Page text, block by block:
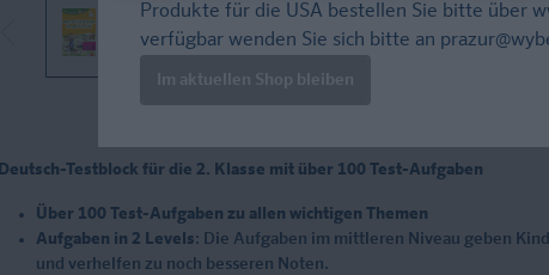
Im Buch blättern
Deutsch-Testblock für die 2. Klasse mit über 100 Test-Aufgaben
Über 100 Test-Aufgaben zu allen wichtigen Themen
Aufgaben in 2 Levels: Die Aufgaben im mittleren Niveau geben
und verhelfen zu noch besseren Noten.
Produkte für die USA bestellen Sie bitte über
verfügbar wenden Sie sich bitte an
Im aktuellen Shop bleiben